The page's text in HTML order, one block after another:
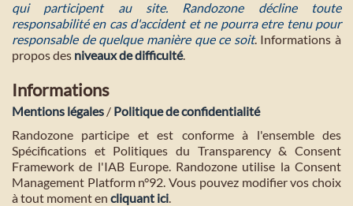
qui participent au site. Randozone décline toute
responsabilité en cas d'accident et ne pourra etre tenu pour
responsable de quelque manière que ce soit. Informations à
propos des niveaux de difficulté.
Informations
Mentions légales / Politique de confidentialité
Randozone participe et est conforme à l'ensemble des
Spécifications et Politiques du Transparency & Consent
Framework de l'IAB Europe. Randozone utilise la Consent
Management Platform n°92. Vous pouvez modifier vos choix
à tout moment en cliquant ici.